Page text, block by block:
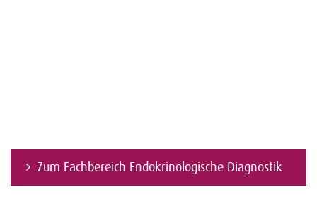
Zum Fachbereich Endokrinologische Diagnostik